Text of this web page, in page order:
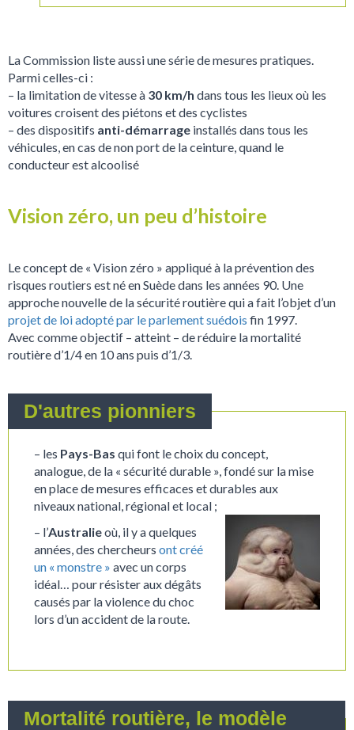
La Commission liste aussi une série de mesures pratiques.
Parmi celles-ci :
– la limitation de vitesse à 30 km/h dans tous les lieux où les
voitures croisent des piétons et des cyclistes
– des dispositifs anti-démarrage installés dans tous les
véhicules, en cas de non port de la ceinture, quand le
conducteur est alcoolisé
Vision zéro, un peu d’histoire
Le concept de « Vision zéro » appliqué à la prévention des
risques routiers est né en Suède dans les années 90. Une
approche nouvelle de la sécurité routière qui a fait l’objet d’un
projet de loi adopté par le parlement suédois fin 1997.
Avec comme objectif – atteint – de réduire la mortalité
routière d’1/4 en 10 ans puis d’1/3.
– les Pays-Bas qui font le choix du concept,
analogue, de la « sécurité durable », fondé sur la mise
en place de mesures efficaces et durables aux
niveaux national, régional et local ;
– l’Australieoù, il y a quelques
années, des chercheurs ont créé
un « monstre » avec un corps
idéal… pour résister aux dégâts
causés par la violence du choc
lors d’un accident de la route.
D'autres pionniers
Mortalité routière, le modèle